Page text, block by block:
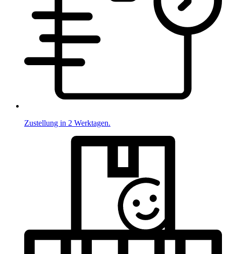
Zustellung in 2 Werktagen.